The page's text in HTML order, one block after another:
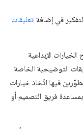
في إضافة تعليقات
الإبداعية
التوضيحية الخاصة
فيها اتّخاذ خيارات
فريق التصميم أو